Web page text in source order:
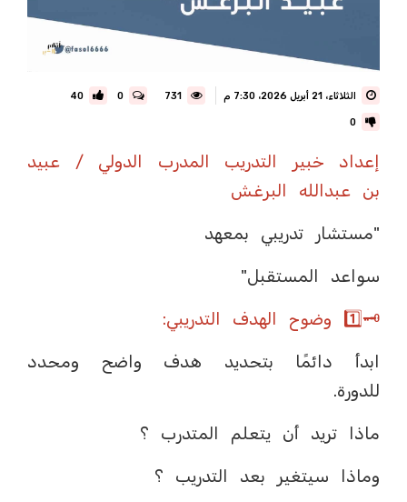
الثلاثاء، 21 أبريل 2026، 7:30 م 0
40
0
إعداد خبير التدريب المدرب الدولي / عبيد
بن عبدالله البرغش
"مستشار تدريبي بمعهد
سواعد المستقبل"
🗝️1️⃣ وضوح الهدف التدريبي:
ابدأ دائمًا بتحديد هدف واضح ومحدد
للدورة.
ماذا تريد أن يتعلم المتدرب ؟
وماذا سيتغير بعد التدريب ؟